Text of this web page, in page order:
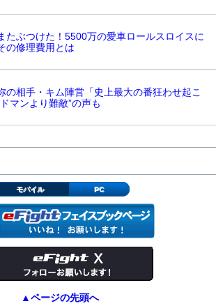
たぶつけた！5500万の愛車ロールスロイスに
の修理費用とは
の相手・キム陣営「史上最大の番狂わせ起こ
マンより難敵”の声も
モバイル PC
▲ページの先頭へ